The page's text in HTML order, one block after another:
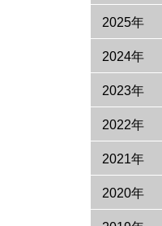
2025年
2024年
2023年
2022年
2021年
2020年